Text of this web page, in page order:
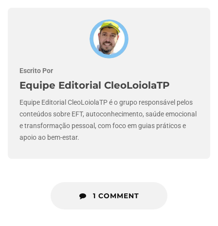
Escrito Por
Equipe Editorial CleoLoiolaTP
Equipe Editorial CleoLoiolaTP é o grupo responsável pelos
conteúdos sobre EFT, autoconhecimento, saúde emocional
e transformação pessoal, com foco em guias práticos e
apoio ao bem-estar.
1 COMMENT